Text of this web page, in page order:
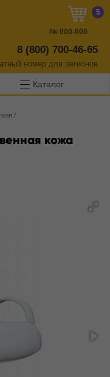
8 (800) 700-46-65
номер для регионов
5
№ 000-000
Каталог
/
кожа